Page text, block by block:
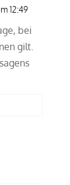
12:49
bei
gilt.